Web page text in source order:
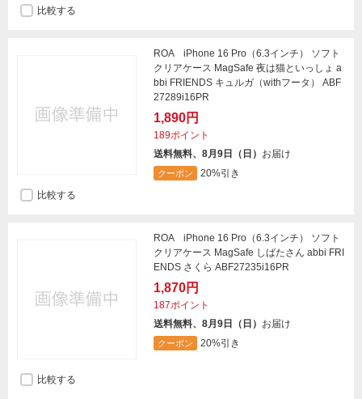
比較する
ROA iPhone 16 Pro（6.3インチ） ソフト
クリアケース MagSafe 夜は猫といっしょ a
bbi FRIENDS キュルガ（withフータ） ABF
27289i16PR
1,890円
189ポイント
送料無料、8月9日（日） お届け
クーポン
20%引き
比較する
ROA iPhone 16 Pro（6.3インチ） ソフト
クリアケース MagSafe しばたさん abbi FRI
ENDS さくら ABF27235i16PR
1,870円
187ポイント
送料無料、8月9日（日） お届け
クーポン 20%引き
比較する